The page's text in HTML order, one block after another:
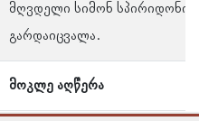
მოკლე აღწერა
მღვდელი სიმონ სპირიდონის
გარდაიცვალა.